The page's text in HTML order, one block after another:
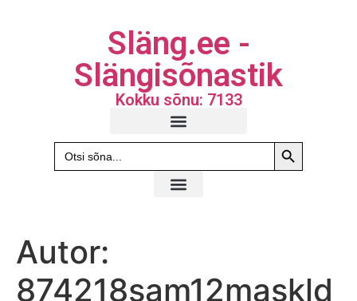
Släng.ee -
Slängisõnastik
Kokku sõnu: 7133
Search
for:
Search
Autor:
874218sam12maskld